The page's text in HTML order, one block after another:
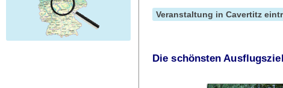
Veranstaltung in Cavertitz
Die schönsten